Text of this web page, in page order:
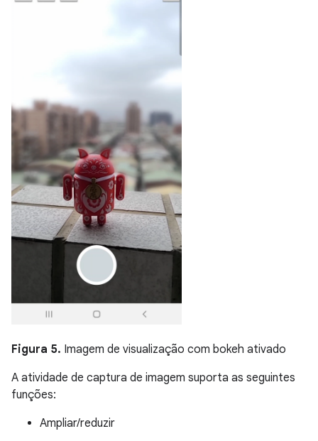
Figura 5. Imagem de visualização com bokeh ativado
A atividade de captura de imagem suporta as seguintes
funções:
Ampliar/reduzir